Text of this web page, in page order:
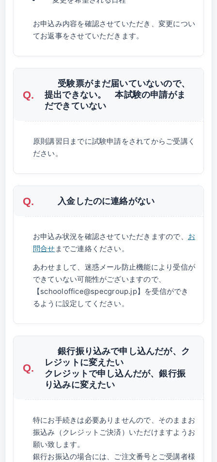
お申込み内容を確認させていただき、変更につい
てお返事をさせていただきます。
受験票がまだ届いていないので、
提出できない。 本試験の申請がま
だできていない
原則講習日までに試験申請をされてからご受講く
ださい。
入金したのに連絡がない
お申込み状況を確認させていただきますので、 お
問合せ までご連絡ください。
あわせまして、迷惑メール防止機能により受信が
できていない可能性がございますので、
【schooloffice@specgroup.jp】を受信ができ
るように設定してください。
銀行振り込みで申し込んだが、ク
レジットに変えたい
クレジットで申し込んだが、銀行振
り込みに変えたい
特にお手続きは必要ありませんので、そのままお
振込み（クレジットご決済）いただけますようお
願い致します。
銀行お振込の場合には、ご注文番号とご受講者様